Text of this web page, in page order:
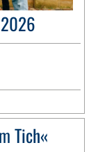
Tich«